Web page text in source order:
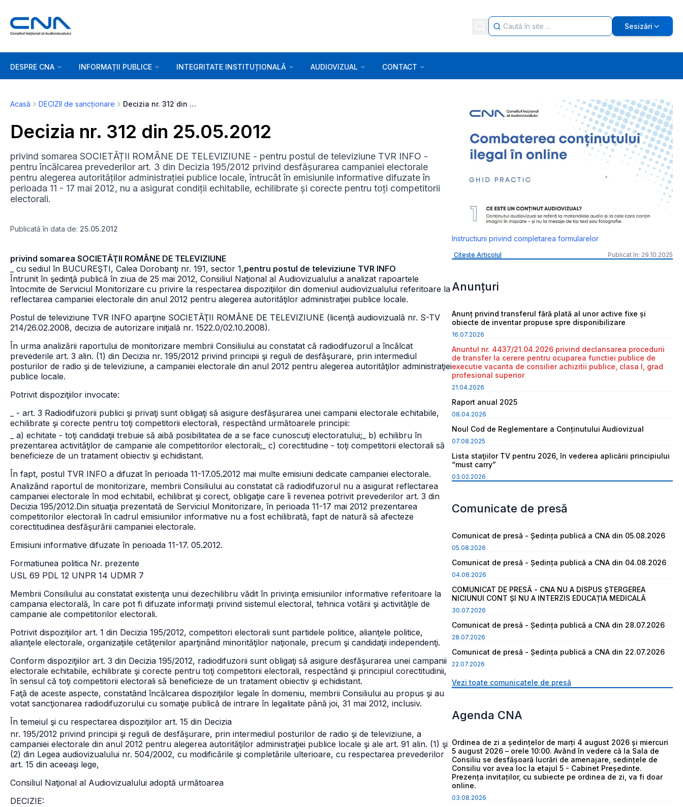
Sesizări
DESPRE CNA INFORMAȚII PUBLICE INTEGRITATE INSTITUȚIONALĂ AUDIOVIZUAL CONTACT
Acasă DECIZII de sancționare Decizia nr. 312 din 25.05.2012
Decizia nr. 312 din 25.05.2012
privind somarea SOCIETĂȚII ROMÂNE DE TELEVIZIUNE - pentru postul de televiziune TVR INFO -
pentru încălcarea prevederilor art. 3 din Decizia 195/2012 privind desfășurarea campaniei electorale
pentru alegerea autorităților administrației publice locale, întrucât în emisiunile informative difuzate în
perioada 11 - 17 mai 2012, nu a asigurat condiții echitabile, echilibrate și corecte pentru toți competitorii
electorali.
Publicată în data de: 25.05.2012
privind somarea SOCIETĂŢII ROMÂNE DE TELEVIZIUNE
_ cu sediul în BUCUREŞTI, Calea Dorobanţi nr. 191, sector 1,pentru postul de televiziune TVR INFO
Întrunit în şedinţă publică în ziua de 25 mai 2012, Consiliul Naţional al Audiovizualului a analizat rapoartele
întocmite de Serviciul Monitorizare cu privire la respectarea dispoziţiilor din domeniul audiovizualului referitoare la
reflectarea campaniei electorale din anul 2012 pentru alegerea autorităţilor administraţiei publice locale.
Postul de televiziune TVR INFO aparţine SOCIETĂŢII ROMÂNE DE TELEVIZIUNE (licenţă audiovizuală nr. S-TV
214/26.02.2008, decizia de autorizare iniţială nr. 1522.0/02.10.2008).
În urma analizării raportului de monitorizare membrii Consiliului au constatat că radiodifuzorul a încălcat
prevederile art. 3 alin. (1) din Decizia nr. 195/2012 privind principii şi reguli de desfăşurare, prin intermediul
posturilor de radio şi de televiziune, a campaniei electorale din anul 2012 pentru alegerea autorităţilor administraţiei
publice locale.
Potrivit dispoziţiilor invocate:
_ - art. 3 Radiodifuzorii publici şi privaţi sunt obligaţi să asigure desfăşurarea unei campanii electorale echitabile,
echilibrate şi corecte pentru toţi competitorii electorali, respectând următoarele principii:
_ a) echitate - toţi candidaţii trebuie să aibă posibilitatea de a se face cunoscuţi electoratului; _ b) echilibru în
prezentarea activităţilor de campanie ale competitorilor electorali; _ c) corectitudine - toţi competitorii electorali să
beneficieze de un tratament obiectiv şi echidistant.
În fapt, postul TVR INFO a difuzat în perioada 11-17.05.2012 mai multe emisiuni dedicate campaniei electorale.
Analizând raportul de monitorizare, membrii Consiliului au constatat că radiodifuzorul nu a asigurat reflectarea
campaniei electorale în mod echitabil, echilibrat şi corect, obligaţie care îi revenea potrivit prevederilor art. 3 din
Decizia 195/2012.Din situaţia prezentată de Serviciul Monitorizare, în perioada 11-17 mai 2012 prezentarea
competitorilor electorali în cadrul emisiunilor informative nu a fost echilibrată, fapt de natură să afecteze
corectitudinea desfăşurării campaniei electorale.
Emisiuni informative difuzate în perioada 11-17. 05.2012.
Formatiunea politica Nr. prezente
USL 69 PDL 12 UNPR 14 UDMR 7
Membrii Consiliului au constatat existenţa unui dezechilibru vădit în privinţa emisiunilor informative referitoare la
campania electorală, în care pot fi difuzate informaţii privind sistemul electoral, tehnica votării şi activităţile de
campanie ale competitorilor electorali.
Potrivit dispoziţiilor art. 1 din Decizia 195/2012, competitori electorali sunt partidele politice, alianţele politice,
alianţele electorale, organizaţiile cetăţenilor aparţinând minorităţilor naţionale, precum şi candidaţii independenţi.
Conform dispoziţiilor art. 3 din Decizia 195/2012, radiodifuzorii sunt obligaţi să asigure desfăşurarea unei campanii
electorale echitabile, echilibrate şi corecte pentru toţi competitorii electorali, respectând şi principiul corectitudinii,
în sensul că toţi competitorii electorali să beneficieze de un tratament obiectiv şi echidistant.
Faţă de aceste aspecte, constatând încălcarea dispoziţiilor legale în domeniu, membrii Consiliului au propus şi au
votat sancţionarea radiodifuzorului cu somaţie publică de intrare în legalitate până joi, 31 mai 2012, inclusiv.
În temeiul şi cu respectarea dispoziţiilor art. 15 din Decizia
nr. 195/2012 privind principii şi reguli de desfăşurare, prin intermediul posturilor de radio şi de televiziune, a
campaniei electorale din anul 2012 pentru alegerea autorităţilor administraţiei publice locale şi ale art. 91 alin. (1) şi
(2) din Legea audiovizualului nr. 504/2002, cu modificările şi completările ulterioare, cu respectarea prevederilor
art. 15 din aceeaşi lege,
Consiliul Naţional al Audiovizualului adoptă următoarea
DECIZIE:
Instructiuni privind completarea formularelor
Citește Articolul Publicat în: 29.10.2025
Anunțuri
Anunț privind transferul fără plată al unor active fixe și
obiecte de inventar propuse spre disponibilizare
16.07.2026
Anuntul nr. 4437/21.04.2026 privind declansarea procedurii
de transfer la cerere pentru ocuparea functiei publice de
executie vacanta de consilier achizitii publice, clasa I, grad
profesional superior
21.04.2026
Raport anual 2025
08.04.2026
Noul Cod de Reglementare a Conținutului Audiovizual
07.08.2025
Lista staţiilor TV pentru 2026, în vederea aplicării principiului
“must carry”
03.02.2026
Comunicate de presă
Comunicat de presă - Ședința publică a CNA din 05.08.2026
05.08.2026
Comunicat de presă - Ședința publică a CNA din 04.08.2026
04.08.2026
COMUNICAT DE PRESĂ - CNA NU A DISPUS ȘTERGEREA
NICIUNUI CONT ȘI NU A INTERZIS EDUCAȚIA MEDICALĂ
30.07.2026
Comunicat de presă - Ședința publică a CNA din 28.07.2026
28.07.2026
Comunicat de presă - Ședința publică a CNA din 22.07.2026
22.07.2026
Vezi toate comunicatele de presă
Agenda CNA
Ordinea de zi a ședințelor de marți 4 august 2026 și miercuri
5 august 2026 – orele 10:00. Având în vedere că la Sala de
Consiliu se desfășoară lucrări de amenajare, sedințele de
Consiliu vor avea loc la etajul 5 - Cabinet Președinte.
Prezența invitaților, cu subiecte pe ordinea de zi, va fi doar
online.
03.08.2026